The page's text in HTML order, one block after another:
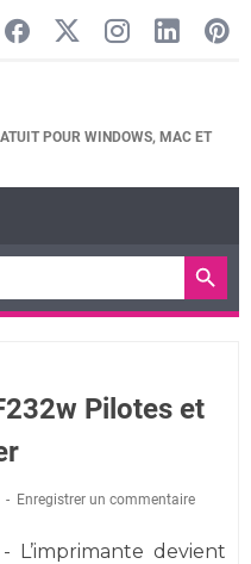
POUR WINDOWS, MAC ET
Pilotes et
Enregistrer un commentaire
L’imprimante devient